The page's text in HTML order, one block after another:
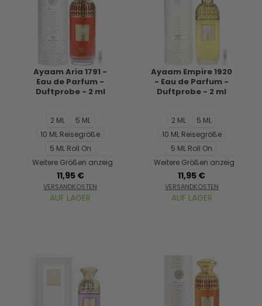
Ayaam Aria 1791 -
Eau de Parfum -
Duftprobe - 2 ml
2 ML
5 ML
10 ML Reisegröße
5 ML Roll On
Weitere Größen anzeigen...
11,95 €
VERSANDKOSTEN
AUF LAGER
Ayaam Empire 1920
- Eau de Parfum -
Duftprobe - 2 ml
2 ML
5 ML
10 ML Reisegröße
5 ML Roll On
Weitere Größen anzeigen...
11,95 €
VERSANDKOSTEN
AUF LAGER